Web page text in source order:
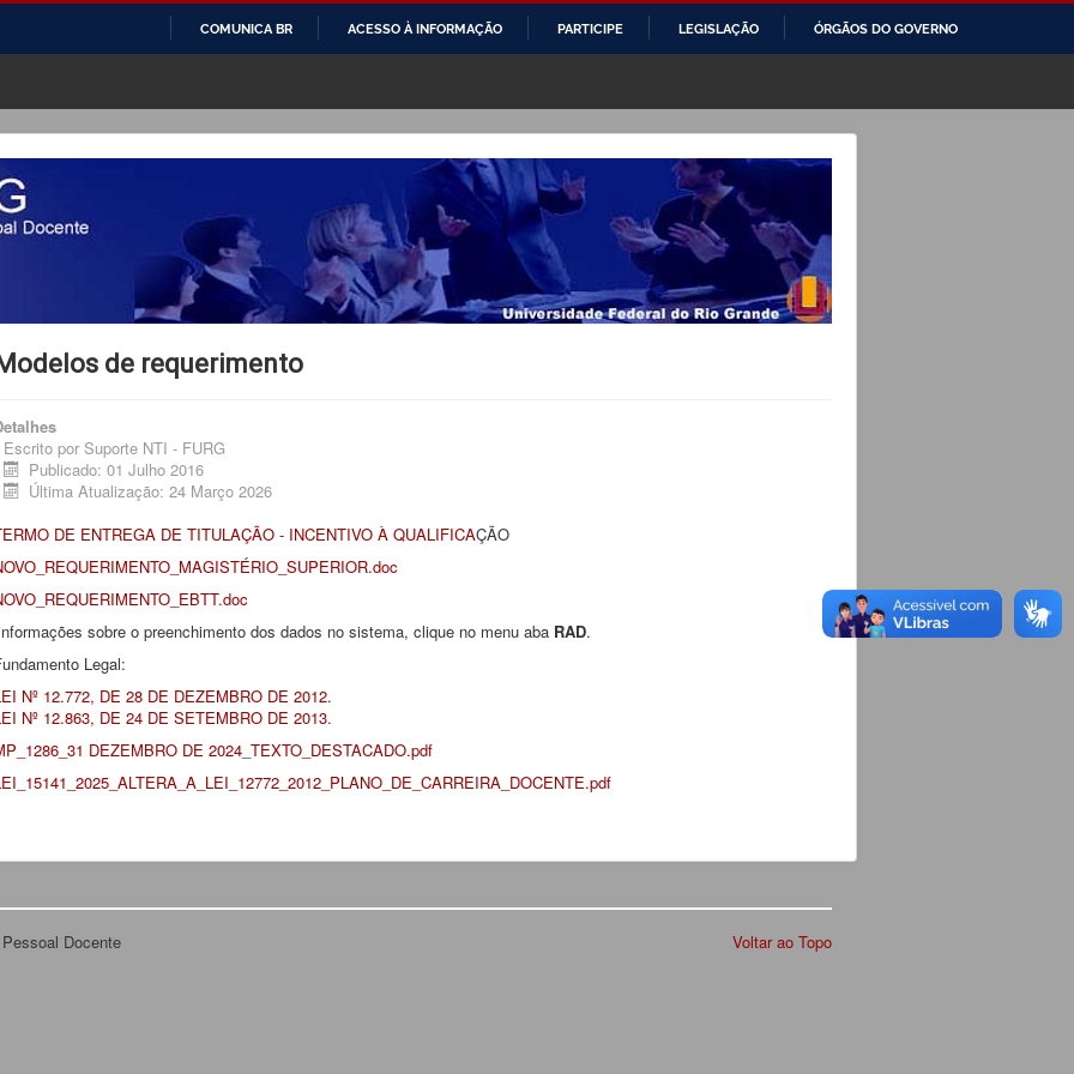
O
CONTEÚDO
COMUNICA BR ACESSO À INFORMAÇÃO PARTICIPE LEGISLAÇÃO ÓRGÃOS DO GOVERNO
de requerimento
Escrito por Suporte NTI - FURG
Publicado: 01 Julho 2016
Última Atualização: 24 Março 2026
DE ENTREGA DE TITULAÇÃO - INCENTIVO À QUALIFICAÇÃO
sobre o preenchimento dos dados no sistema, clique no menu aba RAD.
Legal:
Nº 12.772, DE 28 DE DEZEMBRO DE 2012.
Nº 12.863, DE 24 DE SETEMBRO DE 2013.
DEZEMBRO DE 2024 TEXTO_DESTACADO.pdf
Voltar ao Topo
Docente